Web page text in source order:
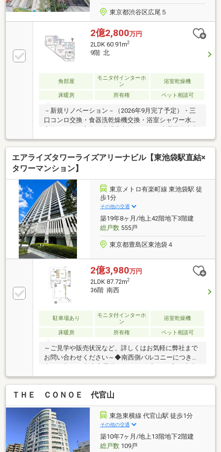
東京都渋谷区広尾５
2億2,800万円
2LDK 60.91m2
9階 北
角部屋
モニタ付インターホ
ン
浴室乾燥機
床暖房 所有権 ペット相談可
－新規リノベーション－（2026年9月完了予定）・三
口コンロ交換・食器洗乾燥機交換・浴室シャワー水栓
パン交換 ・・・等リフォーム内容は一部変更となる
場合があります―物件特徴―・東京メトロ日比谷線
「広尾」駅 徒歩1分・ペット飼育可（別途、細則有
り）・リビングから東京タワー方面を望む眺望 （眺
下設計・宅配ボックス・床暖房（リビングダイニン
グ）・ディスポーザー・食器洗乾燥機・ディスポーザ
ー・複層ガラス
エアライズタワーライズアリーナビル【東池袋駅直結×
タワーマンション】
東京メトロ有楽町線 東池袋駅 徒
歩1分
その他の交通
築19年8ヶ月/地上42階地下3階建
総戸数555戸
東京都豊島区東池袋４
2億3,980万円
2LDK 87.72m2
36階 南西
駐車場あり
モニタ付インターホ
ン
浴室乾燥機
床暖房 所有権 ペット相談可
～ご見学や販売状況など、詳しくはお気軽に弊社まで
お問い合わせください～◆南西側バルコニーにつき陽
サンシャインなどの商業施設も多く過ごしやすい環
境！◆現地のご案内も可能でございますのでお気軽に
ご連絡ください！
ＴＨＥ ＣＯＮＯＥ 代官山
東急東横線 代官山駅 徒歩1分
その他の交通
築10年7ヶ月/地上13階地下2階建
総戸数109戸